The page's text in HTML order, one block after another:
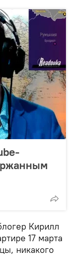
Кирилл
17 марта
никакого